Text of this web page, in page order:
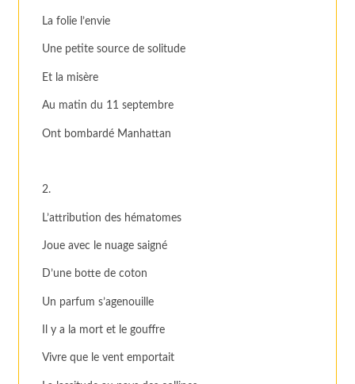
La folie l’envie
Une petite source de solitude
Et la misère
Au matin du 11 septembre
Ont bombardé Manhattan
2.
L’attribution des hématomes
Joue avec le nuage saigné
D’une botte de coton
Un parfum s’agenouille
Il y a la mort et le gouffre
Vivre que le vent emportait